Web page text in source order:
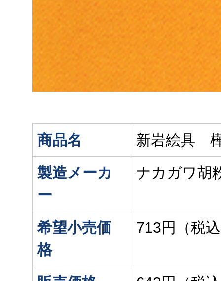
商品名
新岩絵具
製造メーカ
ー
ナカガワ胡
希望小売価
格
713円（税